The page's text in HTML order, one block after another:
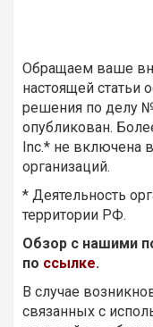
Обращаем ваше
настоящей статьи
решения по делу
опубликован.
Inc.* не включена
организаций.
* Деятельность
территории РФ.
Обзор с нашими
по ссылке.
В случае
связанных с